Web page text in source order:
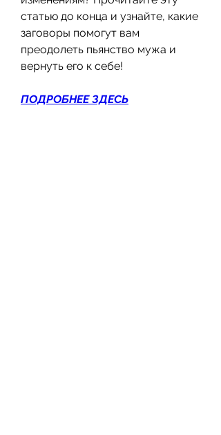
статью до конца и узнайте, какие
заговоры помогут вам
преодолеть пьянство мужа и
вернуть его к себе!
ПОДРОБНЕЕ ЗДЕСЬ